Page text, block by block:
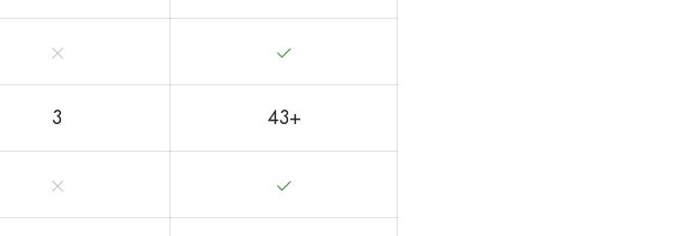
3 43+